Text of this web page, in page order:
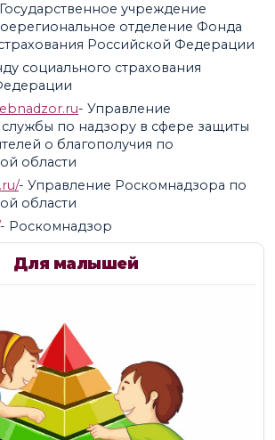
учреждение
отделение Фонда
Российской Федерации
социального страхования
- Управление
по надзору в сфере защиты
о благополучия по
области
- Управление Роскомнадзора по
области
- Роскомнадзор
Для малышей